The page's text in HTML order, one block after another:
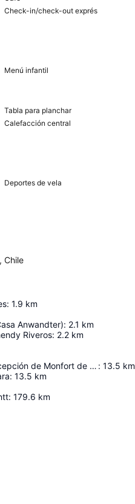
Check-in/check-out exprés
Menú infantil
Tabla para planchar
Calefacción central
Deportes de vela
Chile
: 1.9 km
Anwandter): 2.1 km
Riveros: 2.2 km
Castillo de la Pura y Limpia Concepción de Monfort de Lemus : 13.5 km
: 13.5 km
: 179.6 km